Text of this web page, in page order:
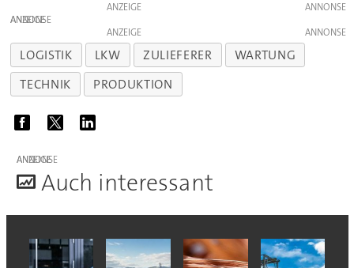
ANZEIGE
ANZEIGE
ANZEIGE
LOGISTIK LKW ZULIEFERER
WARTUNG
TECHNIK
PRODUKTION
ANZEIGE
Auch interessant